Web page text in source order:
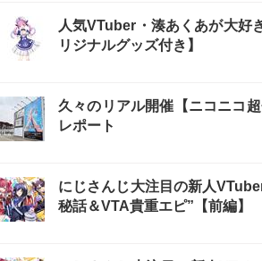
人気VTuber・湊あくあが大好
リジナルグッズ付き】
久々のリアル開催【ニコニコ
レポート
にじさんじ大注目の新人
秘話＆VTA貴重エピ”【前編】